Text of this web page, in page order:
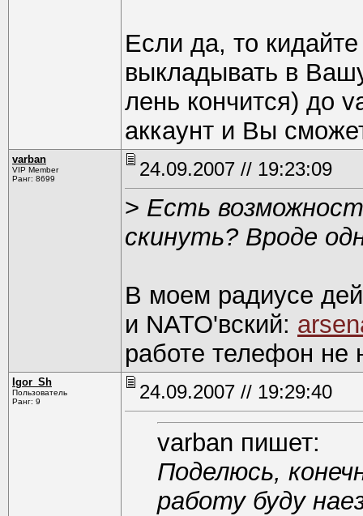
Если да, то
выкладывать в
лень кончится) до
аккаунт и Вы
varban
VIP Member
Ранг: 8699
24.09.2007 // 19:23:09
> Есть
скинуть? Вроде
В моем радиусе
и NATO'вский:
работе телефон не
Igor_Sh
Пользователь
Ранг: 9
24.09.2007 // 19:29:40
varban пишет:
Поделюсь,
работу буду